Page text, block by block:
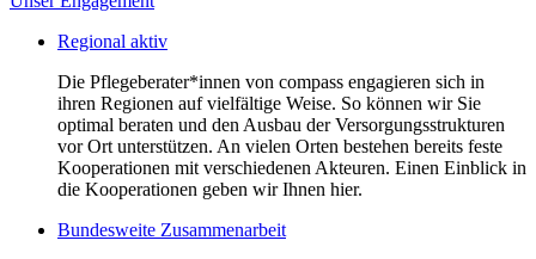
Regional aktiv
Die Pflegeberater*innen von compass engagieren sich in
ihren Regionen auf vielfältige Weise. So können wir Sie
optimal beraten und den Ausbau der Versorgungsstrukturen
vor Ort unterstützen. An vielen Orten bestehen bereits feste
Kooperationen mit verschiedenen Akteuren. Einen Einblick in
die Kooperationen geben wir Ihnen hier.
Bundesweite Zusammenarbeit